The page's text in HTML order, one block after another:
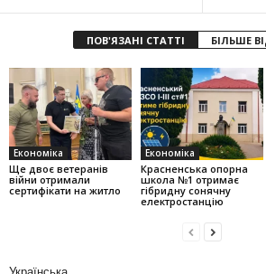
ПОВ'ЯЗАНІ СТАТТІ БІЛЬШЕ
Економіка
Ще двоє ветеранів
війни отримали
сертифікати на житло
Економіка
Красненська опорна
школа №1 отримає
гібридну сонячну
електростанцію